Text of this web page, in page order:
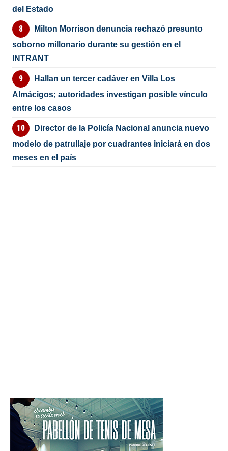
del Estado
Milton Morrison denuncia rechazó presunto
soborno millonario durante su gestión en el
INTRANT
Hallan un tercer cadáver en Villa Los
Almácigos; autoridades investigan posible vínculo
entre los casos
Director de la Policía Nacional anuncia nuevo
modelo de patrullaje por cuadrantes iniciará en dos
meses en el país